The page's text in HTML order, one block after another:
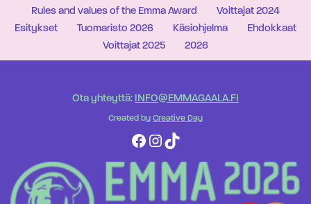
Rules and values of the Emma Award
Voittajat 2024
Esitykset
Tuomaristo 2026 Käsiohjelma
Ehdokkaat
Voittajat 2025
2026
Ota yhteyttä: INFO@EMMAGAALA.FI
Created by Creative Day